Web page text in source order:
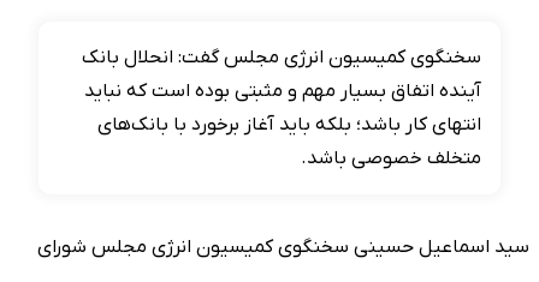
سخنگوی کمیسیون انرژی مجلس گفت: انحلال بانک
آینده اتفاق بسیار مهم و مثبتی بوده است که نباید
انتهای کار باشد؛ بلکه باید آغاز برخورد با بانک‌های
متخلف خصوصی باشد.
سید اسماعیل حسینی سخنگوی کمیسیون انرژی مجلس شورای